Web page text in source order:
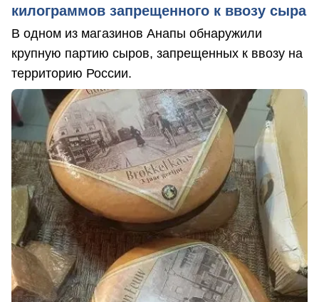
килограммов запрещенного к ввозу сыра
В одном из магазинов Анапы обнаружили
крупную партию сыров, запрещенных к ввозу на
территорию России.